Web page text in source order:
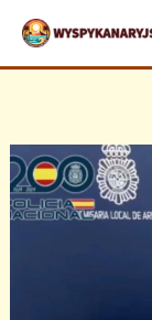
Przejdź
treści